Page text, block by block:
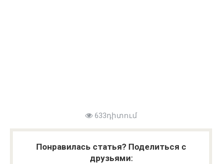
633դիտում
Понравилась статья? Поделиться с
друзьями: